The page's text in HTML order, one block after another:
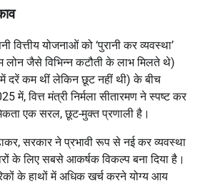
वित्तीय योजनाओं को ‘पुरानी कर व्यवस्था’
लोन जैसे विभिन्न कटौती के लाभ मिलते थे)
दरें कम थीं लेकिन छूट नहीं थी) के बीच
वित्त मंत्री निर्मला सीतारमण ने स्पष्ट कर
एक सरल, छूट-मुक्त प्रणाली है।
सरकार ने प्रभावी रूप से नई कर व्यवस्था
के लिए सबसे आकर्षक विकल्प बना दिया है।
के हाथों में अधिक खर्च करने योग्य आय